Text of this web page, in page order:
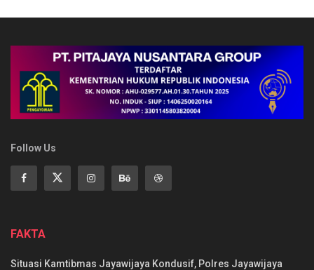
Follow Us
FAKTA
Situasi Kamtibmas Jayawijaya Kondusif, Polres Jayawijaya